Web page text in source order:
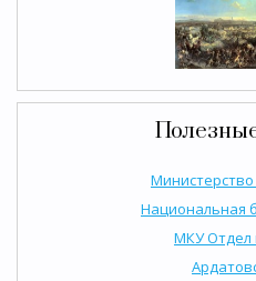
Национальная
МКУ Отдел